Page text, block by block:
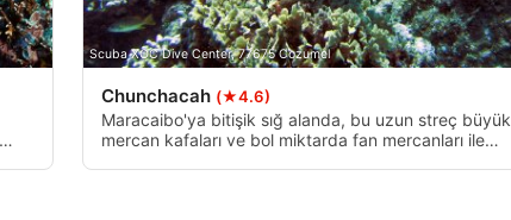
Scuba XOC Dive Center, 77675 Cozumel
Chunchacah (★4.6)
Maracaibo'ya bitişik sığ alanda, bu uzun streç büyük
mercan kafaları ve bol miktarda fan mercanları ile